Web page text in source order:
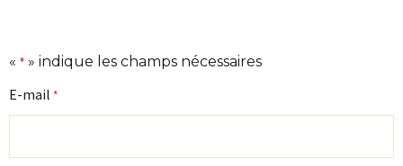
« * » indique les champs nécessaires
E-mail *